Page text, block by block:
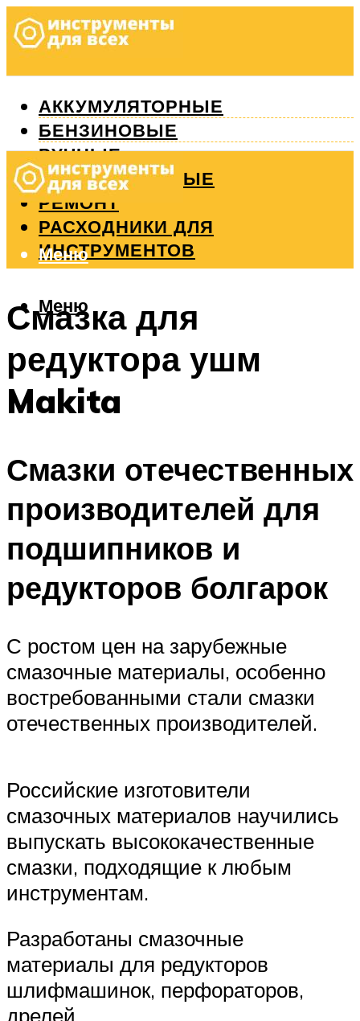
АККУМУЛЯТОРНЫЕ
БЕНЗИНОВЫЕ
РУЧНЫЕ
ИЗМЕРИТЕЛЬНЫЕ
РЕМОНТ
РАСХОДНИКИ ДЛЯ
ИНСТРУМЕНТОВ
Меню
Меню
Смазка для
редуктора ушм
Makita
Смазки отечественных
производителей для
подшипников и
редукторов болгарок
С ростом цен на зарубежные
смазочные материалы, особенно
востребованными стали смазки
отечественных производителей.
Российские изготовители
смазочных материалов научились
выпускать высококачественные
смазки, подходящие к любым
инструментам.
Разработаны смазочные
материалы для редукторов
шлифмашинок, перфораторов,
дрелей.